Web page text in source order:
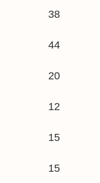
38
44
20
12
15
15